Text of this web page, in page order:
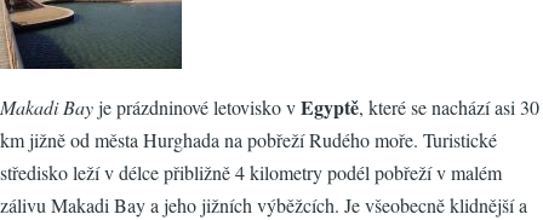
Makadi Bayje prázdninové letovisko vEgyptě, které se nachází asi 30
km jižně od města Hurghada na pobřeží Rudého moře. Turistické
středisko leží v délce přibližně 4 kilometry podél pobřeží v malém
zálivu Makadi Bay a jeho jižních výběžcích. Je všeobecně klidnější a